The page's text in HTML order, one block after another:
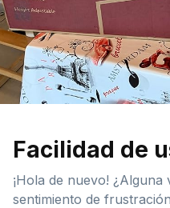
Facilidad de
¡Hola de nuevo! ¿Alguna
sentimiento de